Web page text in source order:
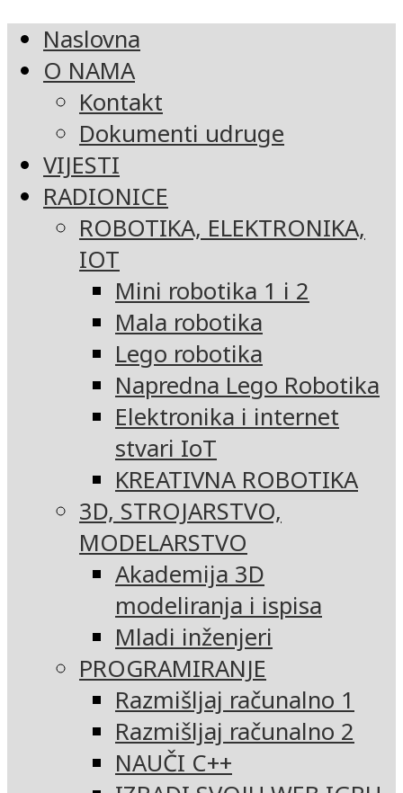
Naslovna
O NAMA
Kontakt
Dokumenti udruge
VIJESTI
RADIONICE
ROBOTIKA, ELEKTRONIKA,
IOT
Mini robotika 1 i 2
Mala robotika
Lego robotika
Napredna Lego Robotika
Elektronika i internet
stvari IoT
KREATIVNA ROBOTIKA
3D, STROJARSTVO,
MODELARSTVO
Akademija 3D
modeliranja i ispisa
Mladi inženjeri
PROGRAMIRANJE
Razmišljaj računalno 1
Razmišljaj računalno 2
NAUČI C++